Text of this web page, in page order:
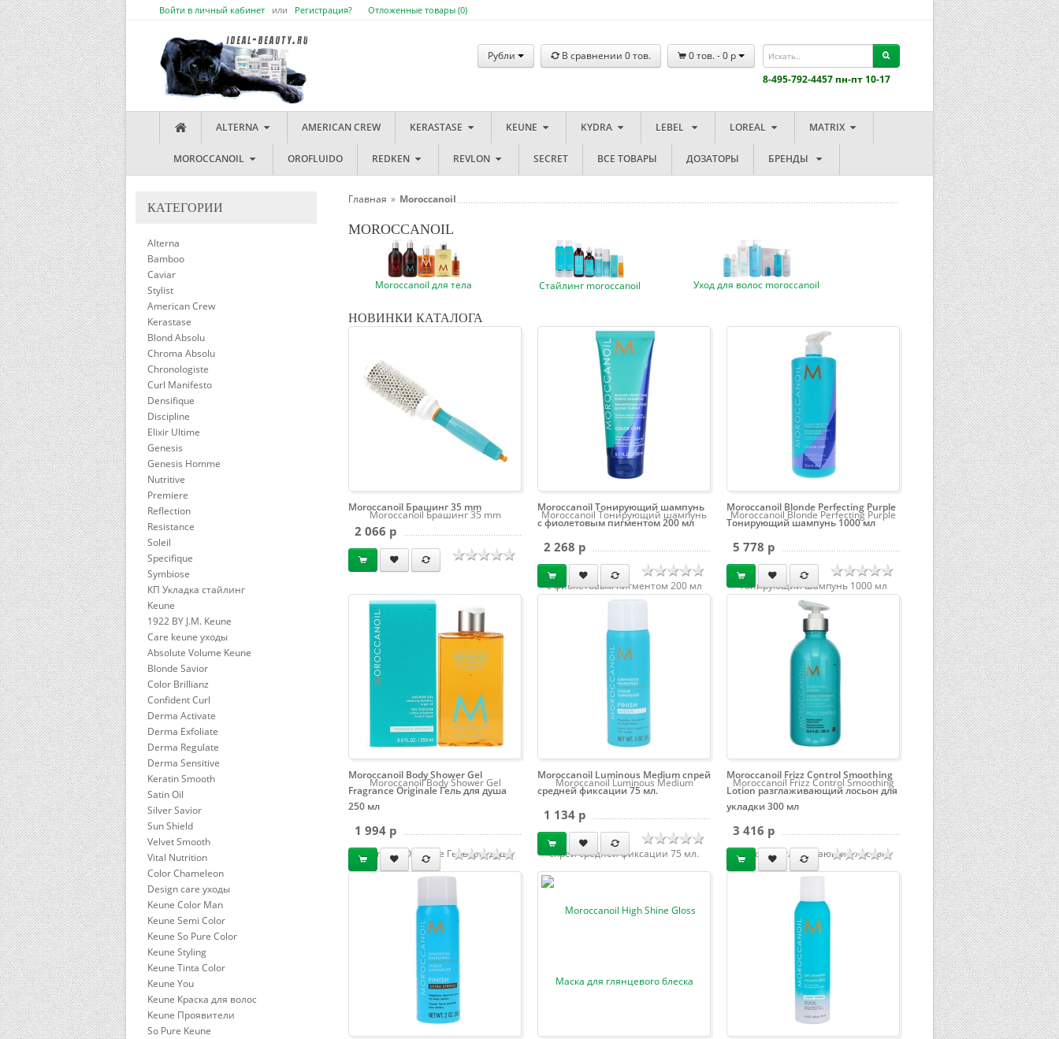
Войти в личный кабинет или Регистрация? Отложенные товары (0)
8-495-792-4457 пн-пт 10-17
Рубли В сравнении 0тов. 0тов. -0 p
ALTERNA AMERICAN CREW KERASTASE KEUNE KYDRA LEBEL LOREAL MATRIX
MOROCCANOIL OROFLUIDO REDKEN REVLON SECRET ВСЕ ТОВАРЫ ДОЗАТОРЫ БРЕНДЫ
КАТЕГОРИИ
Alterna
Bamboo
Caviar
Stylist
American Crew
Kerastase
Blond Absolu
Chroma Absolu
Chronologiste
Curl Manifesto
Densifique
Discipline
Elixir Ultime
Genesis
Genesis Homme
Nutritive
Premiere
Reflection
Resistance
Soleil
Specifique
Symbiose
КП Укладка стайлинг
Keune
1922 BY J.M. Keune
Care keune уходы
Absolute Volume Keune
Blonde Savior
Color Brillianz
Confident Curl
Derma Activate
Derma Exfoliate
Derma Regulate
Derma Sensitive
Keratin Smooth
Satin Oil
Silver Savior
Sun Shield
Velvet Smooth
Vital Nutrition
Color Chameleon
Design care уходы
Keune Color Man
Keune Semi Color
Keune So Pure Color
Keune Styling
Keune Tinta Color
Keune You
Keune Краска для волос
Keune Проявители
So Pure Keune
Главная » Moroccanoil
MOROCCANOIL
Moroccanoil для тела Стайлинг moroccanoil Уход для волос moroccanoil
НОВИНКИ КАТАЛОГА
Moroccanoil Брашинг 35 mm
Moroccanoil Брашинг 35 mm
2 066 p
Moroccanoil Тонирующий шампунь
с фиолетовым пигментом 200 мл
Moroccanoil Тонирующий шампунь
с фиолетовым пигментом 200 мл
2 268 p
Moroccanoil Blonde Perfecting Purple
Тонирующий шампунь 1000 мл
Moroccanoil Blonde Perfecting Purple
Тонирующий шампунь 1000 мл
5 778 p
Moroccanoil Body Shower Gel
Fragrance Originale Гель для душа
250 мл
Moroccanoil Body Shower Gel
Fragrance Originale Гель для душа
250 мл
1 994 p
Moroccanoil Luminous Medium
спрей средней фиксации 75 мл.
Moroccanoil Luminous Medium спрей
средней фиксации 75 мл.
1 134 p
Moroccanoil Frizz Control Smoothing
Lotion разглаживающий лосьон
для укладки 300 мл
Moroccanoil Frizz Control Smoothing
Lotion разглаживающий лосьон для
укладки 300 мл
3 416 p